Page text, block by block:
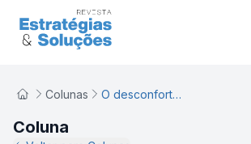
O desconforto necessário: IFRS S1 e
Colunas O desconforto necessário: IFRS S1 e S2 e a maturidade ESG no Brasil
Coluna